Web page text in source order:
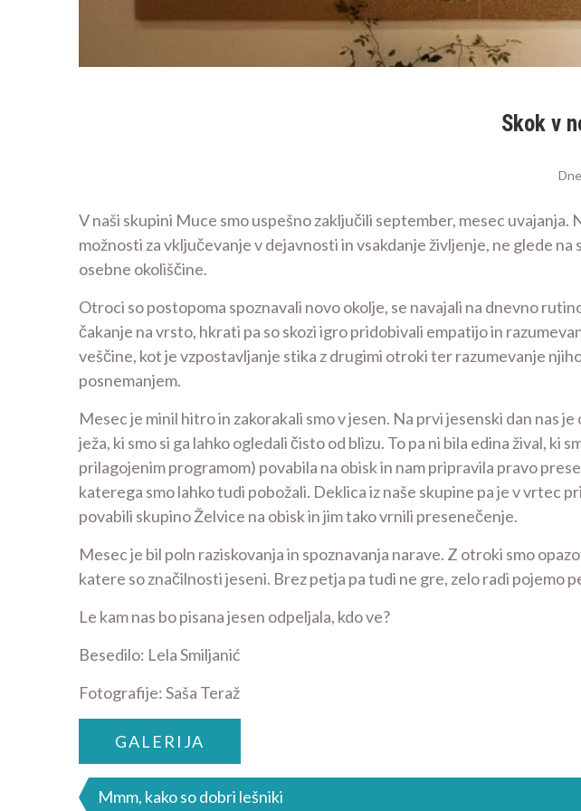
Skok v
Dne
V naši skupini Muce smo uspešno zaključili september, mesec
možnosti za vključevanje v dejavnosti in vsakdanje življenje, ne glede
osebne okoliščine.
Otroci so postopoma spoznavali novo okolje, se navajali na dnevno
čakanje na vrsto, hkrati pa so skozi igro pridobivali empatijo in
veščine, kot je vzpostavljanje stika z drugimi otroki ter razumevanje
posnemanjem.
Mesec je minil hitro in zakorakali smo v jesen. Na prvi jesenski dan nas
ježa, ki smo si ga lahko ogledali čisto od blizu. To pa ni bila edina žival,
prilagojenim programom) povabila na obisk in nam pripravila pravo
katerega smo lahko tudi pobožali. Deklica iz naše skupine pa je v vrtec
povabili skupino Želvice na obisk in jim tako vrnili presenečenje.
Mesec je bil poln raziskovanja in spoznavanja narave. Z otroki smo
katere so značilnosti jeseni. Brez petja pa tudi ne gre, zelo radi pojemo
Le kam nas bo pisana jesen odpeljala, kdo ve?
Besedilo: Lela Smiljanić
Fotografije: Saša Teraž
GALERIJA
Mmm, kako so dobri lešniki